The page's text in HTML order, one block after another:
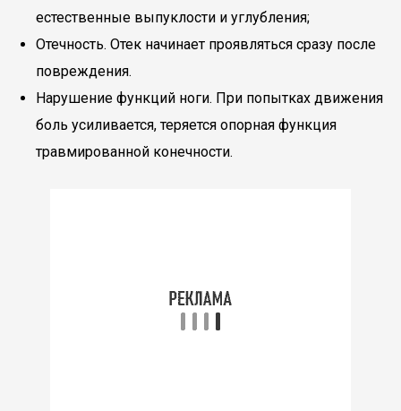
естественные выпуклости и углубления;
Отечность. Отек начинает проявляться сразу после
повреждения.
Нарушение функций ноги. При попытках движения
боль усиливается, теряется опорная функция
травмированной конечности.